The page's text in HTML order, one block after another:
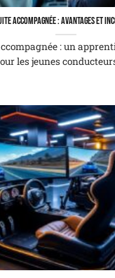
accompagnée : avantages et
: un
les jeunes